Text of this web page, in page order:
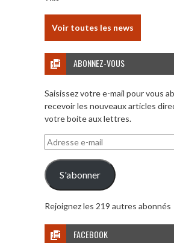
Voir toutes les news
ABONNEZ-VOUS
Saisissez votre e-mail pour vous
recevoir les nouveaux articles
votre boite aux lettres.
Adresse
e-
mail
S'abonner
Rejoignez les 219 autres abonnés
FACEBOOK